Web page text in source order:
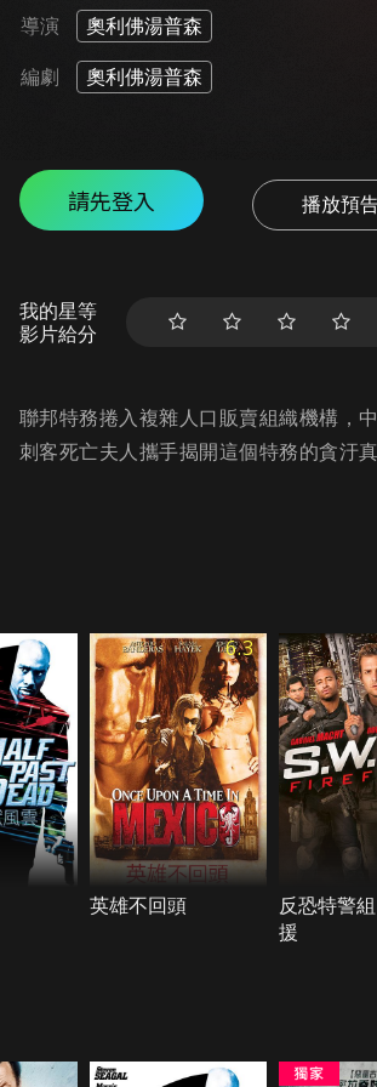
導演 奧利佛湯普森
編劇 奧利佛湯普森
請先登入 播放預
我的星等
影片給分
聯邦特務捲入複雜人口販賣組織機構，
刺客死亡夫人攜手揭開這個特務的貪汙
6.3
英雄不回頭
反恐特警
援